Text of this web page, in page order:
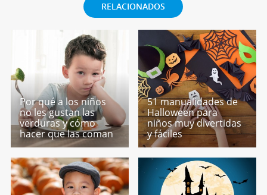
RELACIONADOS
Por qué a los niños
no les gustan las
verduras y cómo
hacer que las coman
51 manualidades de
Halloween para
niños muy divertidas
y fáciles